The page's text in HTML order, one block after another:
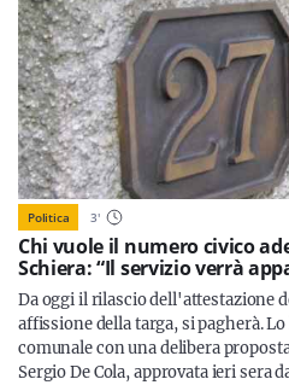
Resta sempre aggiornato con
nostra newsletter
Iscriviti
Politica 3'
Chi vuole il numero civico
Schiera: “Il servizio verrà
Da oggi il rilascio dell'attestazione
affissione della targa, si pagherà.
comunale con una delibera
Sergio De Cola, approvata ieri sera